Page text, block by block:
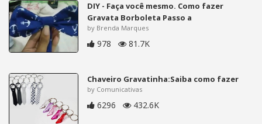
DIY - Faça você mesmo. Como fazer
Gravata Borboleta Passo a
by Brenda Marques
978 81.7K
Chaveiro Gravatinha:Saiba como fazer
by Comunicativas
6296 432.6K